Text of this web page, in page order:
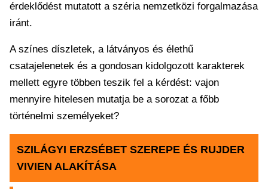
érdeklődést mutatott a széria nemzetközi forgalmazása
iránt.
A színes díszletek, a látványos és élethű
csatajelenetek és a gondosan kidolgozott karakterek
mellett egyre többen teszik fel a kérdést: vajon
mennyire hitelesen mutatja be a sorozat a főbb
történelmi személyeket?
SZILÁGYI ERZSÉBET SZEREPE ÉS RUJDER
VIVIEN ALAKÍTÁSA